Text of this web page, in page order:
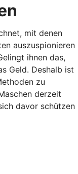
mit denen
auszuspionieren
ihnen das,
Geld. Deshalb ist
zu
derzeit
davor schützen